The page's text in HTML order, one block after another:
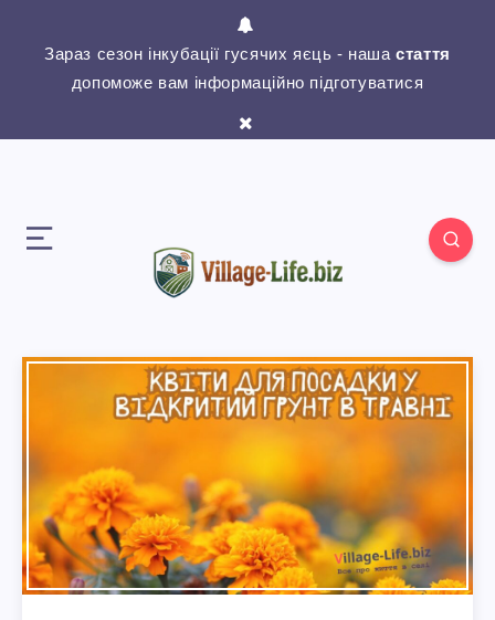
Зараз сезон інкубації гусячих яєць - нашастаття
допоможе вам інформаційно підготуватися